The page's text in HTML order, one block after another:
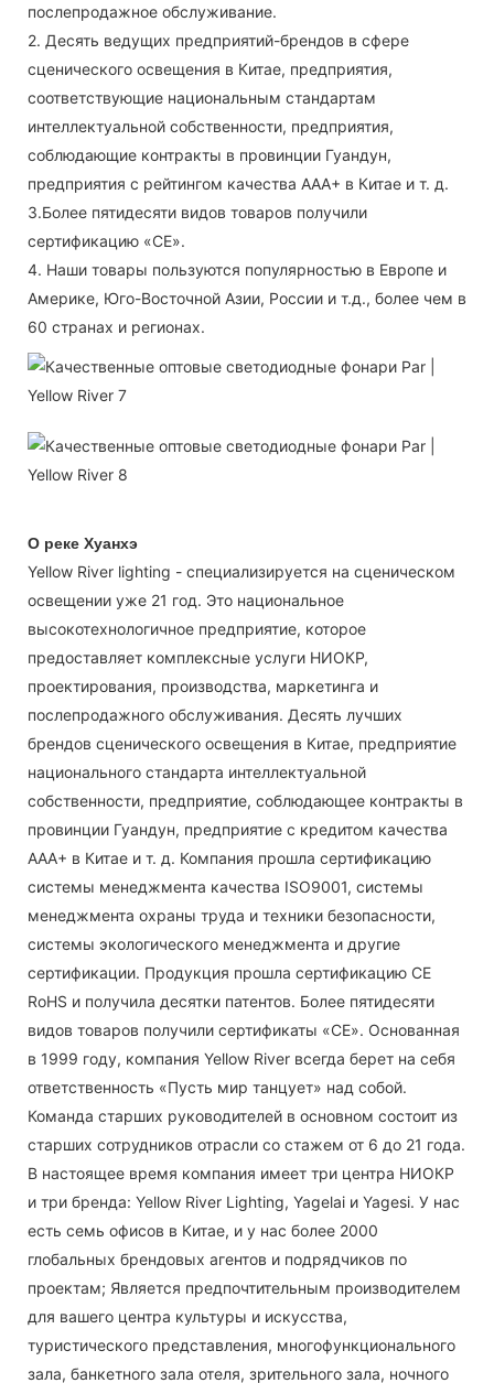
послепродажное обслуживание.
2. Десять ведущих предприятий-брендов в сфере
сценического освещения в Китае, предприятия,
соответствующие национальным стандартам
интеллектуальной собственности, предприятия,
соблюдающие контракты в провинции Гуандун,
предприятия с рейтингом качества AAA+ в Китае и т. д.
3.Более пятидесяти видов товаров получили
сертификацию «CE».
4. Наши товары пользуются популярностью в Европе и
Америке, Юго-Восточной Азии, России и т.д., более чем в
60 странах и регионах.
О реке Хуанхэ
Yellow River lighting - специализируется на сценическом
освещении уже 21 год. Это национальное
высокотехнологичное предприятие, которое
предоставляет комплексные услуги НИОКР,
проектирования, производства, маркетинга и
послепродажного обслуживания. Десять лучших
брендов сценического освещения в Китае, предприятие
национального стандарта интеллектуальной
собственности, предприятие, соблюдающее контракты в
провинции Гуандун, предприятие с кредитом качества
AAA+ в Китае и т. д. Компания прошла сертификацию
системы менеджмента качества ISO9001, системы
менеджмента охраны труда и техники безопасности,
системы экологического менеджмента и другие
сертификации. Продукция прошла сертификацию CE
RoHS и получила десятки патентов. Более пятидесяти
видов товаров получили сертификаты «CE». Основанная
в 1999 году, компания Yellow River всегда берет на себя
ответственность «Пусть мир танцует» над собой.
Команда старших руководителей в основном состоит из
старших сотрудников отрасли со стажем от 6 до 21 года.
В настоящее время компания имеет три центра НИОКР
и три бренда: Yellow River Lighting, Yagelai и Yagesi. У нас
есть семь офисов в Китае, и у нас более 2000
глобальных брендовых агентов и подрядчиков по
проектам; Является предпочтительным производителем
для вашего центра культуры и искусства,
туристического представления, многофункционального
зала, банкетного зала отеля, зрительного зала, ночного